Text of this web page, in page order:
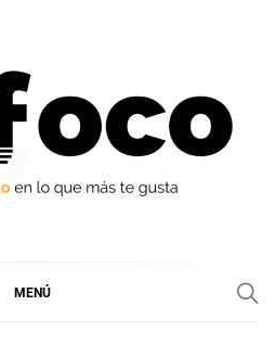
MENÚ